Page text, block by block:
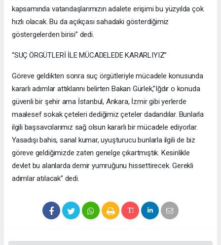
kapsamında vatandaşlarımızın adalete erişimi bu yüzyılda çok
hızlı olacak. Bu da açıkçası sahadaki gösterdiğimiz
göstergelerden birisi” dedi.
“SUÇ ÖRGÜTLERİ İLE MÜCADELEDE KARARLIYIZ”
Göreve geldikten sonra suç örgütleriyle mücadele konusunda
kararlı adımlar attıklarını belirten Bakan Gürlek,”Iğdır o konuda
güvenli bir şehir ama İstanbul, Ankara, İzmir gibi yerlerde
maalesef sokak çeteleri dediğimiz çeteler dadandılar. Bunlarla
ilgili başsavcılarımız sağ olsun kararlı bir mücadele ediyorlar.
Yasadışı bahis, sanal kumar, uyuşturucu bunlarla ilgili de biz
göreve geldiğimizde zaten genelge çıkartmıştık. Kesinlikle
devlet bu alanlarda demir yumruğunu hissettirecek. Gerekli
adımlar atılacak” dedi.